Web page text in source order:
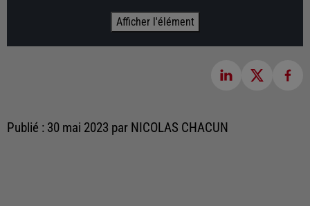
Afficher l'élément
Publié : 30 mai 2023 par NICOLAS CHACUN